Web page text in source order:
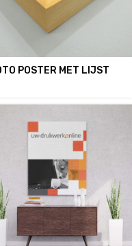
POSTER MET LIJST